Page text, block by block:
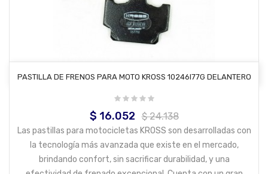
AÑADIR AL CARRITO
PASTILLA DE FRENOS PARA MOTO KROSS 10246I77G DELANTERO
Precio
$ 16.052
Precio
base
$ 24.138
Las pastillas para motocicletas KROSS son desarrolladas con
la tecnología más avanzada que existe en el mercado,
brindando confort, sin sacrificar durabilidad, y una